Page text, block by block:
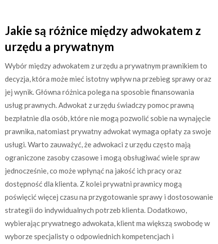
Jakie są różnice między adwokatem z
urzędu a prywatnym
Wybór między adwokatem z urzędu a prywatnym prawnikiem to
decyzja, która może mieć istotny wpływ na przebieg sprawy oraz
jej wynik. Główna różnica polega na sposobie finansowania
usług prawnych. Adwokat z urzędu świadczy pomoc prawną
bezpłatnie dla osób, które nie mogą pozwolić sobie na wynajęcie
prawnika, natomiast prywatny adwokat wymaga opłaty za swoje
usługi. Warto zauważyć, że adwokaci z urzędu często mają
ograniczone zasoby czasowe i mogą obsługiwać wiele spraw
jednocześnie, co może wpłynąć na jakość ich pracy oraz
dostępność dla klienta. Z kolei prywatni prawnicy mogą
poświęcić więcej czasu na przygotowanie sprawy i dostosowanie
strategii do indywidualnych potrzeb klienta. Dodatkowo,
wybierając prywatnego adwokata, klient ma większą swobodę w
wyborze specjalisty o odpowiednich kompetencjach i